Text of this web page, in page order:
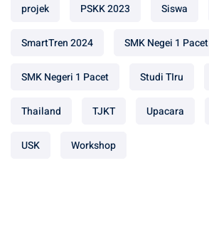
projek PSKK 2023 Siswa
SmartTren 2024 SMK Negei 1 Pacet
SMK Negeri 1 Pacet Studi TIru
Thailand TJKT Upacara
USK Workshop